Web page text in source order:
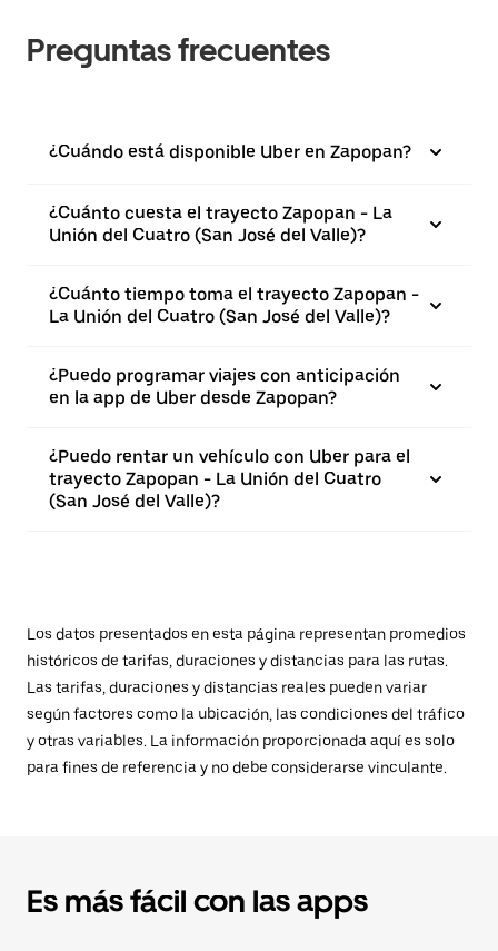
Preguntas frecuentes
¿Cuándo está disponible Uber en Zapopan?
¿Cuánto cuesta el trayecto Zapopan - La
Unión del Cuatro (San José del Valle)?
¿Cuánto tiempo toma el trayecto Zapopan -
La Unión del Cuatro (San José del Valle)?
¿Puedo programar viajes con anticipación
en la app de Uber desde Zapopan?
¿Puedo rentar un vehículo con Uber para el
trayecto Zapopan - La Unión del Cuatro
(San José del Valle)?
Los datos presentados en esta página representan promedios
históricos de tarifas, duraciones y distancias para las rutas.
Las tarifas, duraciones y distancias reales pueden variar
según factores como la ubicación, las condiciones del tráfico
y otras variables. La información proporcionada aquí es solo
para fines de referencia y no debe considerarse vinculante.
Es más fácil con las apps